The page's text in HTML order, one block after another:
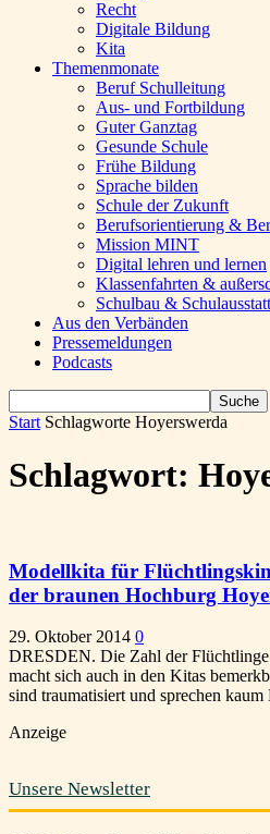
Recht
Digitale Bildung
Kita
Themenmonate
Beruf Schulleitung
Aus- und Fortbildung
Guter Ganztag
Gesunde Schule
Frühe Bildung
Sprache bilden
Schule der Zukunft
Berufsorientierung &
Mission MINT
Digital lehren und lernen
Klassenfahrten &
Schulbau &
Aus den Verbänden
Pressemeldungen
Podcasts
Start Schlagworte Hoyerswerda
Schlagwort:
Modellkita für
der braunen Hochburg
29. Oktober 2014 0
DRESDEN. Die Zahl der
macht sich auch in den Kitas
sind traumatisiert und sprechen kaum
Anzeige
Unsere Newsletter